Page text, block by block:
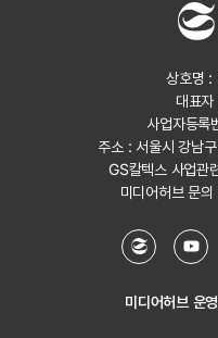
상호명 :
대표
사업자등
주소 : 서울시 강남
GS칼텍스 사업관
미디어허브 문의
미디어허브 운